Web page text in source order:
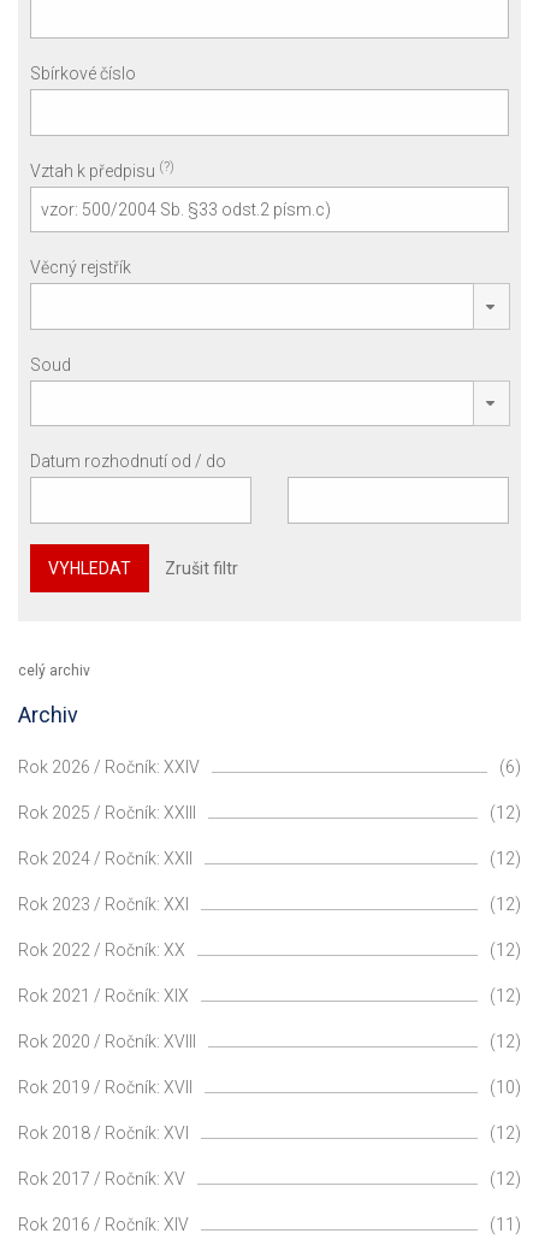
Sbírkové číslo
Vztah k předpisu (?)
Věcný rejstřík
Soud
Datum rozhodnutí od / do
VYHLEDAT Zrušit filtr
celý archiv
Archiv
Rok 2026 / Ročník: XXIV (6)
Rok 2025 / Ročník: XXIII (12)
Rok 2024 / Ročník: XXII (12)
Rok 2023 / Ročník: XXI (12)
Rok 2022 / Ročník: XX (12)
Rok 2021 / Ročník: XIX (12)
Rok 2020 / Ročník: XVIII (12)
Rok 2019 / Ročník: XVII (10)
Rok 2018 / Ročník: XVI (12)
Rok 2017 / Ročník: XV (12)
Rok 2016 / Ročník: XIV (11)